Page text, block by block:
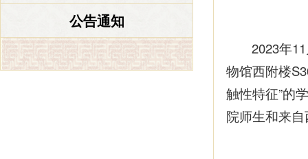
公告通知
2023年
物馆西附楼
触性特征”的
院师生和来